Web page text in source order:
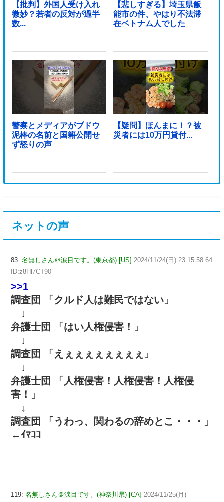
【批判】外国人受け入れ
微妙？若者の反対が過半
数...
【悲しすぎる】埼玉県飯
能市の件、やはり不法滞
在ベトナム人でした
警察とメディアがブドウ
泥棒の名前と国籍公開せ
ず怒りの声
【疑問】ほんまに！？被
災者には10万円貸付...
ネットの声
83: 名無しさん＠涙目です。(東京都) [US] 2024/11/24(日) 23:15:58.64
ID:z8Hl7CT90
>>1
調査団 「クルド人は難民ではない」
↓
弁護士団 「はい人権侵害！」
↓
調査団 「えぇぇぇぇぇぇぇぇ」
↓
弁護士団 「人権侵害！人権侵害！人権侵
害！」
↓
調査団 「うわっ、関わるの辞めとこ・・・」
←ｲﾏｺｺ
119: 名無しさん＠涙目です。(神奈川県) [CA] 2024/11/25(月)